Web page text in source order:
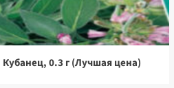
0.3 г (Лучшая цена)